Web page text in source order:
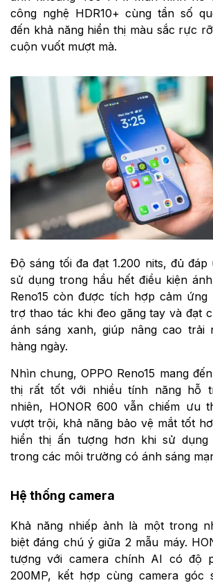
công nghệ HDR10+ cùng tần số
đến khả năng hiển thị màu sắc rực
cuộn vuốt mượt mà.
Độ sáng tối đa đạt 1.200 nits, đủ
sử dụng trong hầu hết điều kiện
Reno15 còn được tích hợp cảm
trợ thao tác khi đeo găng tay và đạt
ánh sáng xanh, giúp nâng cao trải
hàng ngày.
Nhìn chung, OPPO Reno15 mang
thị rất tốt với nhiều tính năng hỗ
nhiên, HONOR 600 vẫn chiếm ưu
vượt trội, khả năng bảo vệ mắt tốt
hiển thị ấn tượng hơn khi sử dụng
trong các môi trường có ánh sáng
Hệ thống camera
Khả năng nhiếp ảnh là một trong
biệt đáng chú ý giữa 2 mẫu máy.
tượng với camera chính AI có độ
200MP, kết hợp cùng camera góc